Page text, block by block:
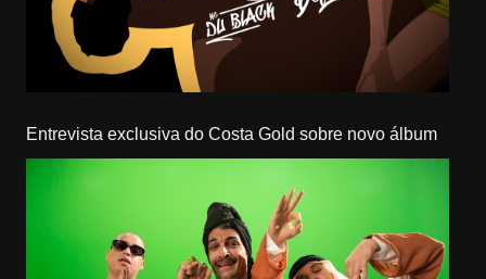
Entrevista exclusiva do Costa Gold sobre novo álbum